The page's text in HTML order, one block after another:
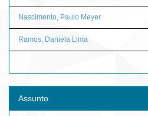
Nascimento, Paulo Meyer
Ramos, Daniela Lima
Assunto